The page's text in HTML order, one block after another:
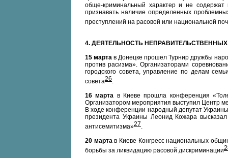
обще-криминальный характер и не
признавать наличие определенных
преступлений на расовой или национальной
4. ДЕЯТЕЛЬНОСТЬ
15 марта в Донецке прошел Турнир дружбы
против расизма». Организаторами
городского совета, управление по делам
совета26.
16 марта в Киеве прошла конференция
Организатором мероприятия выступил Центр
В ходе конференции народный депутат
президента Украины Леонид Кожара
антисемитизма»27.
20 мартав Киеве Конгресс национальных
борьбы за ликвидацию расовой дискриминации